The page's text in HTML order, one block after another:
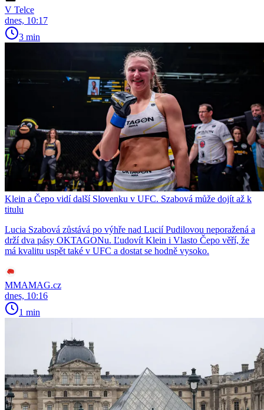
V Telce
dnes, 10:17
3 min
Klein a Čepo vidí další Slovenku v UFC. Szabová může dojít až k
titulu
Lucia Szabová zůstává po výhře nad Lucií Pudilovou neporažená a
drží dva pásy OKTAGONu. Ľudovít Klein i Vlasto Čepo věří, že
má kvalitu uspět také v UFC a dostat se hodně vysoko.
MMAMAG.cz
dnes, 10:16
1 min